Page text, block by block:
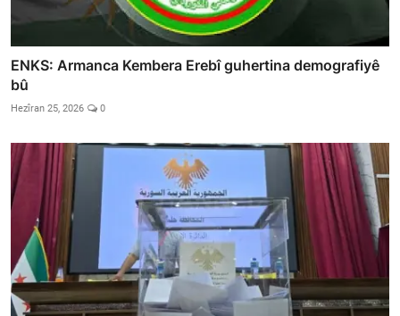
ENKS: Armanca Kembera Erebî guhertina demografiyê
bû
Hezîran 25, 2026 0